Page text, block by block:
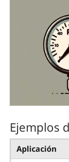
Ejemplos
Aplicación